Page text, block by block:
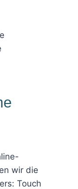
wir die
Touch